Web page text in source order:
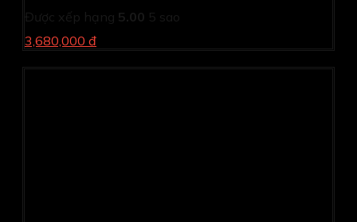
Được xếp hạng 5.00 5 sao
3,680,000 đ